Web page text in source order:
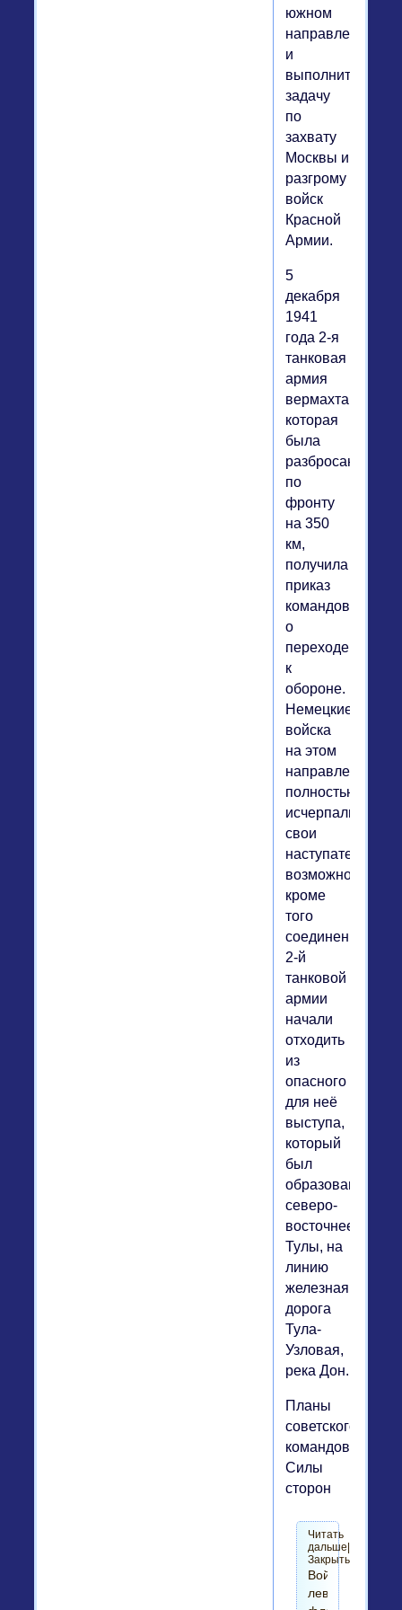
южном
направлении
и
выполнить
задачу
по
захвату
Москвы и
разгрому
войск
Красной
Армии.
5
декабря
1941
года 2-я
танковая
армия
вермахта,
которая
была
разбросана
по
фронту
на 350
км,
получила
приказ
командования
о
переходе
к
обороне.
Немецкие
войска
на этом
направлении
полностью
исчерпали
свои
наступательные
возможности,
кроме
того
соединения
2-й
танковой
армии
начали
отходить
из
опасного
для неё
выступа,
который
был
образован
северо-
восточнее
Тулы, на
линию
железная
дорога
Тула-
Узловая,
река Дон.
Планы
советского
командования.
Силы
сторон
Читать
дальше|
Закрыть
Войска
левого